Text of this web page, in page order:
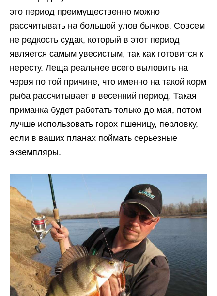
это период преимущественно можно
рассчитывать на большой улов бычков. Совсем
не редкость судак, который в этот период
является самым увесистым, так как готовится к
нересту. Леща реальнее всего выловить на
червя по той причине, что именно на такой корм
рыба рассчитывает в весенний период. Такая
приманка будет работать только до мая, потом
лучше использовать горох пшеницу, перловку,
если в ваших планах поймать серьезные
экземпляры.